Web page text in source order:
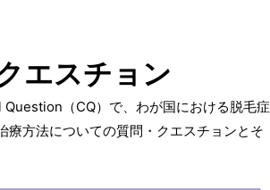
エスチョン
（CQ）で、わが国における脱毛症
方法についての質問・クエスチョンとそ